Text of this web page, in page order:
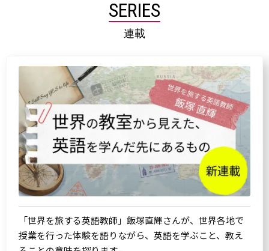
SERIES
連載
「世界を旅する英語教師」飯塚直輝さんが、世界各地で
授業を行った体験を語りながら、英語を学ぶこと、教え